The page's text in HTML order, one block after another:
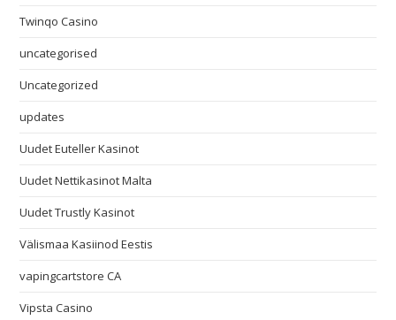
Twinqo Casino
uncategorised
Uncategorized
updates
Uudet Euteller Kasinot
Uudet Nettikasinot Malta
Uudet Trustly Kasinot
Välismaa Kasiinod Eestis
vapingcartstore CA
Vipsta Casino